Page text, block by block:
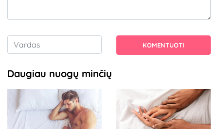
KOMENTUOTI
Daugiau nuogų minčių